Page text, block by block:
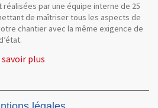
par une équipe interne de 25
de maîtriser tous les aspects de
chantier avec la même exigence de
plus